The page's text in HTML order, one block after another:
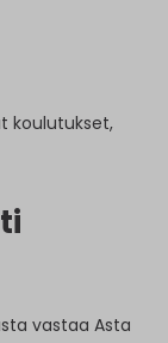
koulutukset,
vastaa Asta